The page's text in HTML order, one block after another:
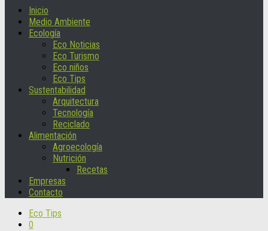
Inicio
Medio Ambiente
Ecología
Eco Noticias
Eco Turismo
Eco niños
Eco Tips
Sustentabilidad
Arquitectura
Tecnología
Reciclado
Alimentación
Agroecología
Nutrición
Recetas
Empresas
Contacto
Eco Tips
0